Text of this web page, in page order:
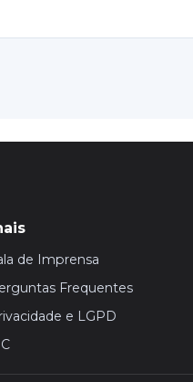
de Imprensa
Frequentes
e LGPD